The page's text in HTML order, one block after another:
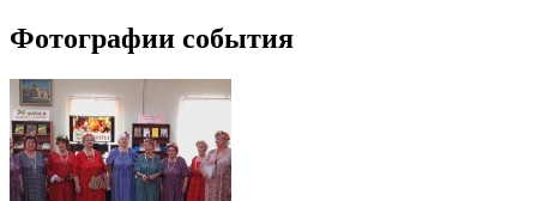
Фотографии события